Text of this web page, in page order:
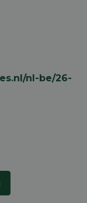
nl-be/26-